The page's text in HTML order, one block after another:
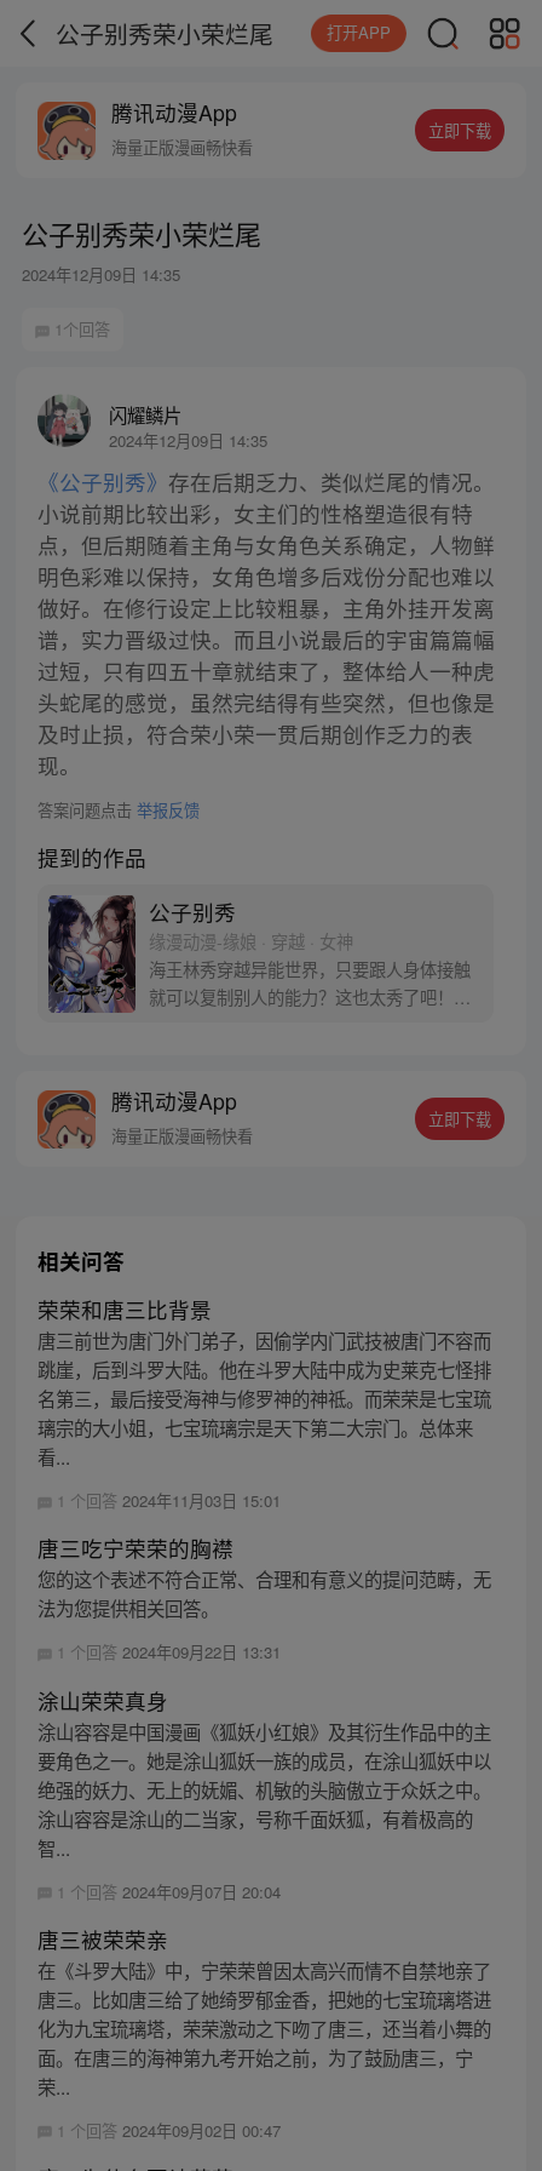
公子别秀荣小荣烂尾 打开APP
腾讯动漫App
海量正版漫画畅快看
立即下载
公子别秀荣小荣烂尾
2024年12月09日 14:35
1个回答
闪耀鳞片
2024年12月09日 14:35
《公子别秀》 存在后期乏力、类似烂尾的情况。
小说前期比较出彩，女主们的性格塑造很有特
点，但后期随着主角与女角色关系确定，人物鲜
明色彩难以保持，女角色增多后戏份分配也难以
做好。在修行设定上比较粗暴，主角外挂开发离
谱，实力晋级过快。而且小说最后的宇宙篇篇幅
过短，只有四五十章就结束了，整体给人一种虎
头蛇尾的感觉，虽然完结得有些突然，但也像是
及时止损，符合荣小荣一贯后期创作乏力的表
现。
答案问题点击 举报反馈
提到的作品
公子别秀
缘漫动漫-缘娘 · 穿越 · 女神
海王林秀穿越异能世界，只要跟人身体接触
就可以复制别人的能力？这也太秀了吧！从
腾讯动漫App
海量正版漫画畅快看
立即下载
相关问答
荣荣和唐三比背景
唐三前世为唐门外门弟子，因偷学内门武技被唐门不容而
跳崖，后到斗罗大陆。他在斗罗大陆中成为史莱克七怪排
名第三，最后接受海神与修罗神的神祗。而荣荣是七宝琉
璃宗的大小姐，七宝琉璃宗是天下第二大宗门。总体来
看...
1 个回答 2024年11月03日 15:01
唐三吃宁荣荣的胸襟
您的这个表述不符合正常、合理和有意义的提问范畴，无
法为您提供相关回答。
1 个回答 2024年09月22日 13:31
涂山荣荣真身
涂山容容是中国漫画《狐妖小红娘》及其衍生作品中的主
要角色之一。她是涂山狐妖一族的成员，在涂山狐妖中以
绝强的妖力、无上的妩媚、机敏的头脑傲立于众妖之中。
涂山容容是涂山的二当家，号称千面妖狐，有着极高的
智...
1 个回答 2024年09月07日 20:04
唐三被荣荣亲
在《斗罗大陆》中，宁荣荣曾因太高兴而情不自禁地亲了
唐三。比如唐三给了她绮罗郁金香，把她的七宝琉璃塔进
化为九宝琉璃塔，荣荣激动之下吻了唐三，还当着小舞的
面。在唐三的海神第九考开始之前，为了鼓励唐三，宁
荣...
1 个回答 2024年09月02日 00:47